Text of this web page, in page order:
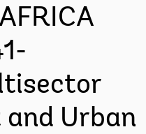
and Urban